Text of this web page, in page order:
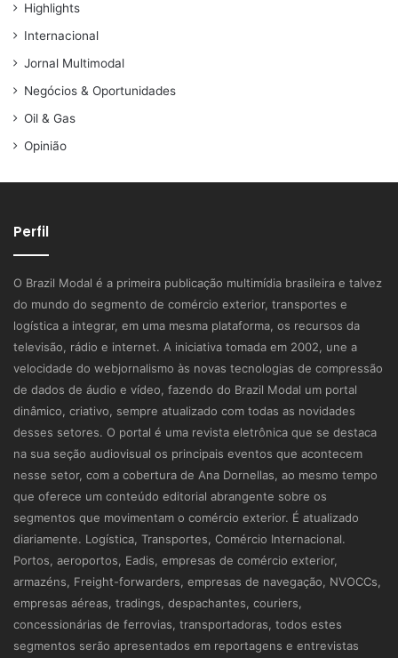
Highlights
Internacional
Jornal Multimodal
Negócios & Oportunidades
Oil & Gas
Opinião
Perfil
O Brazil Modal é a primeira publicação multimídia brasileira e talvez
do mundo do segmento de comércio exterior, transportes e
logística a integrar, em uma mesma plataforma, os recursos da
televisão, rádio e internet. A iniciativa tomada em 2002, une a
velocidade do webjornalismo às novas tecnologias de compressão
de dados de áudio e vídeo, fazendo do Brazil Modal um portal
dinâmico, criativo, sempre atualizado com todas as novidades
desses setores. O portal é uma revista eletrônica que se destaca
na sua seção audiovisual os principais eventos que acontecem
nesse setor, com a cobertura de Ana Dornellas, ao mesmo tempo
que oferece um conteúdo editorial abrangente sobre os
segmentos que movimentam o comércio exterior. É atualizado
diariamente. Logística, Transportes, Comércio Internacional.
Portos, aeroportos, Eadis, empresas de comércio exterior,
armazéns, Freight-forwarders, empresas de navegação, NVOCCs,
empresas aéreas, tradings, despachantes, couriers,
concessionárias de ferrovias, transportadoras, todos estes
segmentos serão apresentados em reportagens e entrevistas